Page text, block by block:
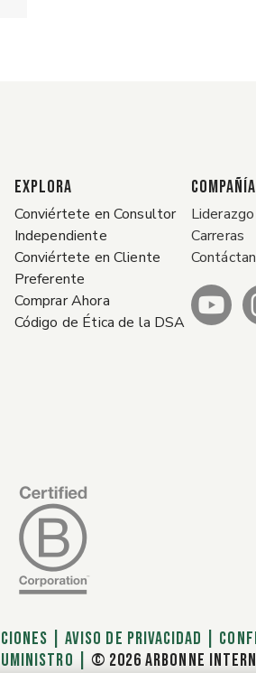
EXPLORA
Conviértete en Consultor
Independiente
Conviértete en Cliente
Preferente
Comprar Ahora
Código de Ética de la DSA
COMPAÑÍA
Liderazgo
Carreras
|AVISO DE PRIVACIDAD
© 2026 ARBONNE